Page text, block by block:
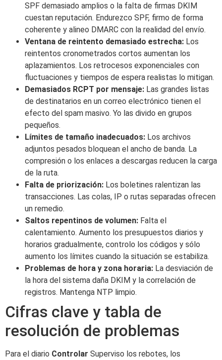
SPF demasiado amplios o la falta de firmas DKIM
cuestan reputación. Endurezco SPF, firmo de forma
coherente y alineo DMARC con la realidad del envío.
Ventana de reintento demasiado estrecha: Los
reintentos cronometrados cortos aumentan los
aplazamientos. Los retrocesos exponenciales con
fluctuaciones y tiempos de espera realistas lo mitigan.
Demasiados RCPT por mensaje: Las grandes listas
de destinatarios en un correo electrónico tienen el
efecto del spam masivo. Yo las divido en grupos
pequeños.
Límites de tamaño inadecuados: Los archivos
adjuntos pesados bloquean el ancho de banda. La
compresión o los enlaces a descargas reducen la carga
de la ruta.
Falta de priorización: Los boletines ralentizan las
transacciones. Las colas, IP o rutas separadas ofrecen
un remedio.
Saltos repentinos de volumen: Falta el
calentamiento. Aumento los presupuestos diarios y
horarios gradualmente, controlo los códigos y sólo
aumento los límites cuando la situación se estabiliza.
Problemas de hora y zona horaria: La desviación de
la hora del sistema daña DKIM y la correlación de
registros. Mantenga NTP limpio.
Cifras clave y tabla de
resolución de problemas
Para el diario Controlar Superviso los rebotes, los